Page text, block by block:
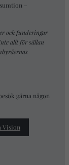
–
och funderingar
allt för sällan
gärna någon
Vision